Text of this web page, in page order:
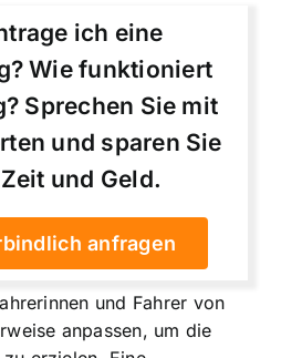
ich eine
Wie funktioniert
Sprechen Sie mit
und sparen Sie
und Geld.
anfragen
und Fahrer von
anpassen, um die